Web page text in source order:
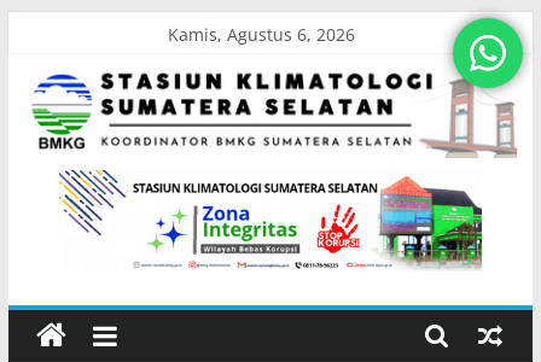
content
Kamis, Agustus 6, 2026
Stasiun
Klimatologi
Sumatera